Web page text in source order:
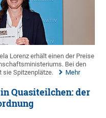
Lorenz erhält einen der Preise
Bei den
sie Spitzenplätze.
Mehr
Quasiteilchen: der